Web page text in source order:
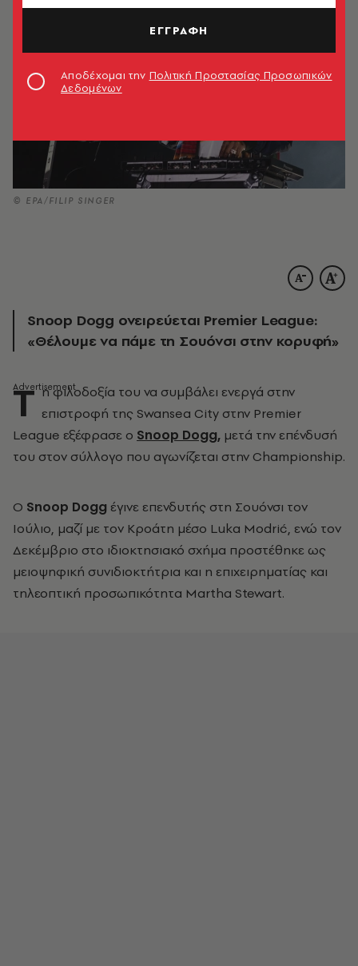
© EPA/FILIP SINGER
Snoop Dogg ονειρεύεται Premier League:
«Θέλουμε να πάμε τη Σουόνσι στην κορυφή»
Τ η φιλοδοξία του να συμβάλει ενεργά στην
επιστροφή της Swansea City στην Premier
League εξέφρασε ο Snoop Dogg, μετά την επένδυσή
του στον σύλλογο που αγωνίζεται στην Championship.
Ο Snoop Dogg έγινε επενδυτής στη Σουόνσι τον
Ιούλιο, μαζί με τον Κροάτη μέσο Luka Modrić, ενώ τον
Δεκέμβριο στο ιδιοκτησιακό σχήμα προστέθηκε ως
μειοψηφική συνιδιοκτήτρια και η επιχειρηματίας και
τηλεοπτική προσωπικότητα Martha Stewart.
ΕΓΓΡΑΦΗ
Αποδέχομαι την Πολιτική Προστασίας Προσωπικών
Δεδομένων